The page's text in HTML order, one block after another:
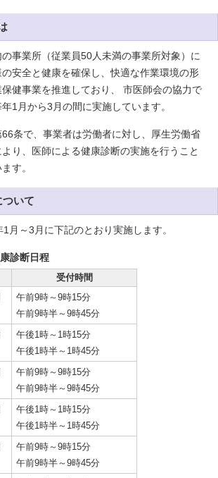
事業所（従業員50人未満の事業所対象）に
安全と健康を確保し、快適な作業環境の形
健事業を推進しており、 市医師会の協力で
1月から3月の間に実施しています。
条で、事業者は労働者に対し、厚生労働省
り、医師による健康診断の実施を行うこと
す。
いて
月～3月に下記のとおり実施します。
診断日程
受付時間
午前9時～9時15分
午前9時半～9時45分
午後1時～1時15分
午後1時半～1時45分
午前9時～9時15分
午前9時半～9時45分
午後1時～1時15分
午後1時半～1時45分
午前9時～9時15分
午前9時半～9時45分